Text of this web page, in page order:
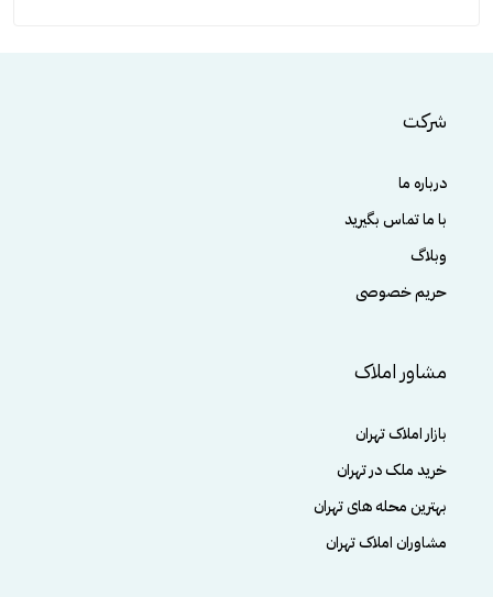
شرکت
درباره ما
با ما تماس بگیرید
وبلاگ
حریم خصوصی
مشاور املاک
بازار املاک تهران
خرید ملک در تهران
بهترین محله های تهران
مشاوران املاک تهران